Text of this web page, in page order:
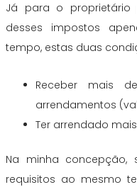
Já para o proprietário
desses impostos
tempo, estas duas
Receber mais
arrendamentos
Ter arrendado
Na minha
requisitos ao mesmo